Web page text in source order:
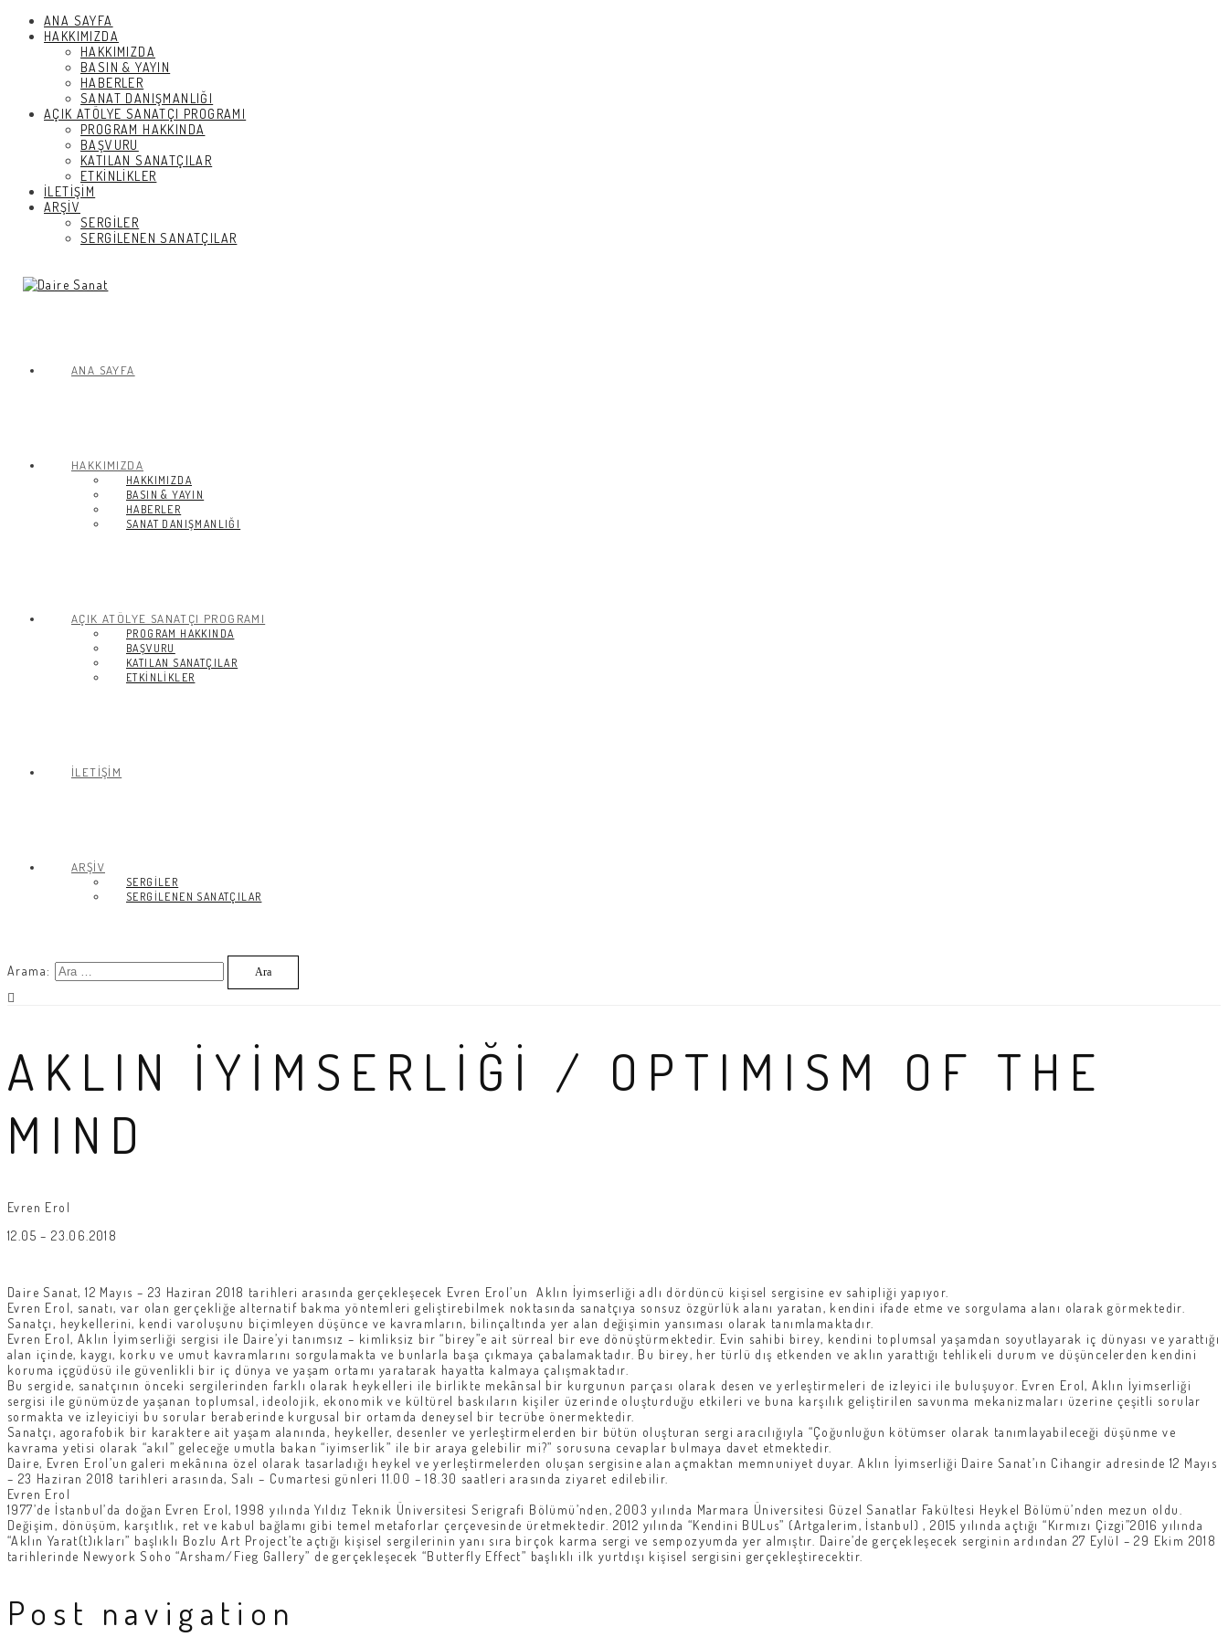
ANA SAYFA
HAKKIMIZDA
HAKKIMIZDA
BASIN & YAYIN
HABERLER
SANAT DANIŞMANLIĞI
AÇIK ATÖLYE SANATÇI PROGRAMI
PROGRAM HAKKINDA
BAŞVURU
KATILAN SANATÇILAR
ETKİNLİKLER
İLETİŞİM
ARŞİV
SERGİLER
SERGİLENEN SANATÇILAR
ANA SAYFA
HAKKIMIZDA
HAKKIMIZDA
BASIN & YAYIN
HABERLER
SANAT DANIŞMANLIĞI
AÇIK ATÖLYE SANATÇI PROGRAMI
PROGRAM HAKKINDA
BAŞVURU
KATILAN SANATÇILAR
ETKİNLİKLER
İLETİŞİM
ARŞİV
SERGİLER
SERGİLENEN SANATÇILAR
Arama:
AKLIN İYİMSERLİĞİ / OPTIMISM OF THE
MIND
Evren Erol
12.05 – 23.06.2018
Daire Sanat, 12 Mayıs – 23 Haziran 2018 tarihleri arasında gerçekleşecek Evren Erol’un Aklın İyimserliği adlı dördüncü kişisel sergisine ev sahipliği yapıyor.
Evren Erol, sanatı, var olan gerçekliğe alternatif bakma yöntemleri geliştirebilmek noktasında sanatçıya sonsuz özgürlük alanı yaratan, kendini ifade etme ve sorgulama alanı olarak görmektedir.
Sanatçı, heykellerini, kendi varoluşunu biçimleyen düşünce ve kavramların, bilinçaltında yer alan değişimin yansıması olarak tanımlamaktadır.
Evren Erol, Aklın İyimserliği sergisi ile Daire’yi tanımsız – kimliksiz bir “birey”e ait sürreal bir eve dönüştürmektedir. Evin sahibi birey, kendini toplumsal yaşamdan soyutlayarak iç dünyası ve yarattığı
alan içinde, kaygı, korku ve umut kavramlarını sorgulamakta ve bunlarla başa çıkmaya çabalamaktadır. Bu birey, her türlü dış etkenden ve aklın yarattığı tehlikeli durum ve düşüncelerden kendini
koruma içgüdüsü ile güvenlikli bir iç dünya ve yaşam ortamı yaratarak hayatta kalmaya çalışmaktadır.
Bu sergide, sanatçının önceki sergilerinden farklı olarak heykelleri ile birlikte mekânsal bir kurgunun parçası olarak desen ve yerleştirmeleri de izleyici ile buluşuyor. Evren Erol, Aklın İyimserliği
sergisi ile günümüzde yaşanan toplumsal, ideolojik, ekonomik ve kültürel baskıların kişiler üzerinde oluşturduğu etkileri ve buna karşılık geliştirilen savunma mekanizmaları üzerine çeşitli sorular
sormakta ve izleyiciyi bu sorular beraberinde kurgusal bir ortamda deneysel bir tecrübe önermektedir.
Sanatçı, agorafobik bir karaktere ait yaşam alanında, heykeller, desenler ve yerleştirmelerden bir bütün oluşturan sergi aracılığıyla “Çoğunluğun kötümser olarak tanımlayabileceği düşünme ve
kavrama yetisi olarak “akıl” geleceğe umutla bakan “iyimserlik” ile bir araya gelebilir mi?” sorusuna cevaplar bulmaya davet etmektedir.
Daire, Evren Erol’un galeri mekânına özel olarak tasarladığı heykel ve yerleştirmelerden oluşan sergisine alan açmaktan memnuniyet duyar. Aklın İyimserliği Daire Sanat’ın Cihangir adresinde 12 Mayıs
– 23 Haziran 2018 tarihleri arasında, Salı – Cumartesi günleri 11.00 – 18.30 saatleri arasında ziyaret edilebilir.
Evren Erol
1977’de İstanbul’da doğan Evren Erol, 1998 yılında Yıldız Teknik Üniversitesi Serigrafi Bölümü’nden, 2003 yılında Marmara Üniversitesi Güzel Sanatlar Fakültesi Heykel Bölümü’nden mezun oldu.
Değişim, dönüşüm, karşıtlık, ret ve kabul bağlamı gibi temel metaforlar çerçevesinde üretmektedir. 2012 yılında “Kendini BULus” (Artgalerim, İstanbul) , 2015 yılında açtığı “Kırmızı Çizgi”2016 yılında
“Aklın Yarat(t)ıkları” başlıklı Bozlu Art Project’te açtığı kişisel sergilerinin yanı sıra birçok karma sergi ve sempozyumda yer almıştır. Daire’de gerçekleşecek serginin ardından 27 Eylül – 29 Ekim 2018
tarihlerinde Newyork Soho “Arsham/Fieg Gallery” de gerçekleşecek “Butterfly Effect” başlıklı ilk yurtdışı kişisel sergisini gerçekleştirecektir.
Post navigation